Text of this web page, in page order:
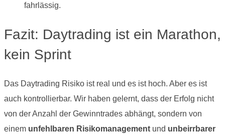
fahrlässig.
Fazit: Daytrading ist ein Marathon,
kein Sprint
Das Daytrading Risiko ist real und es ist hoch. Aber es ist
auch kontrollierbar. Wir haben gelernt, dass der Erfolg nicht
von der Anzahl der Gewinntrades abhängt, sondern von
einem unfehlbaren Risikomanagement und unbeirrbarer